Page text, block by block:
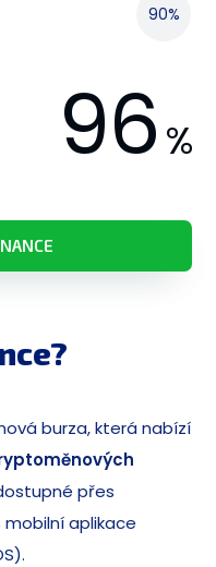
90%
96 %
burza, která nabízí
přes
aplikace